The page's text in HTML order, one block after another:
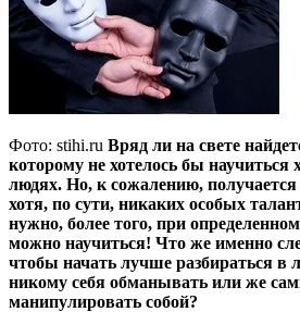
Фото: stihi.ru Вряд ли на свете
которому не хотелось бы научиться
людях. Но, к сожалению, получается
хотя, по сути, никаких особых
нужно, более того, при
можно научиться! Что же именно
чтобы начать лучше разбираться в
никому себя обманывать или же
манипулировать собой?